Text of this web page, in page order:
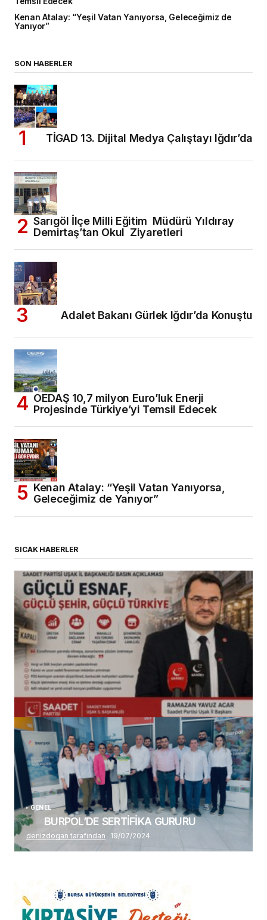
Kenan Atalay: “Yeşil Vatan Yanıyorsa, Geleceğimiz de
Yanıyor”
SON HABERLER
TİGAD 13. Dijital Medya Çalıştayı Iğdır’da
Sarıgöl İlçe Milli Eğitim Müdürü Yıldıray
Demirtaş’tan Okul Ziyaretleri
Adalet Bakanı Gürlek Iğdır’da Konuştu
OEDAŞ 10,7 milyon Euro’luk Enerji
Projesinde Türkiye’yi Temsil Edecek
Kenan Atalay: “Yeşil Vatan Yanıyorsa,
Geleceğimiz de Yanıyor”
SICAK HABERLER
(başlıksız)
Alaattin Karahan tarafından 14/07/2026
GENEL
BURPOL’DE SERTİFİKA GURURU
denizdogan tarafından 19/07/2024